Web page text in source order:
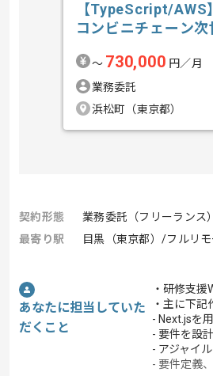
【TypeScript/AWS
コンビニチェーン次
〜 730,000 円／月
業務委託
浜松町（東京都）
契約形態
業務委託（フリーランス）
最寄り駅
目黒（東京都）/フルリモ
あなたに担当していた
だくこと
・研修支
・主に下記
- Next.jsを
- 要件を設
- アジャイ
- 要件定義